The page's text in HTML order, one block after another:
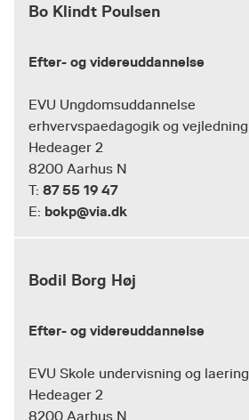
Bo Klindt Poulsen
Efter- og videreuddannelse
EVU Ungdomsuddannelse
erhvervspaedagogik og vejledning
Hedeager 2
8200 Aarhus N
T: 87 55 19 47
E: bokp@via.dk
Bodil Borg Høj
Efter- og videreuddannelse
EVU Skole undervisning og laering
Hedeager 2
8200 Aarhus N